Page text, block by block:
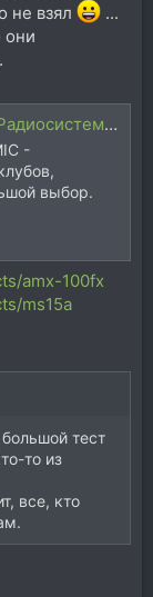
не взял
...
они
800.1-813 мГц,
-
выбор.
amx-100fx
ms15a
тест
то из
все, кто